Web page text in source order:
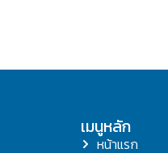
เมนูหลัก
หน้าแรก